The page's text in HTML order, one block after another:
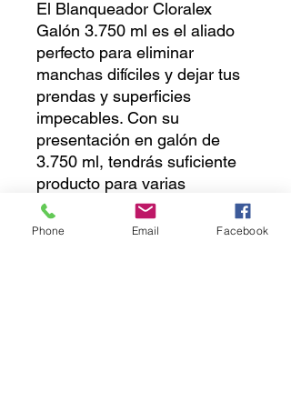
El Blanqueador Cloralex
Galón 3.750 ml es el aliado
perfecto para eliminar
manchas difíciles y dejar tus
prendas y superficies
impecables. Con su
presentación en galón de
3.750 ml, tendrás suficiente
producto para varias
aplicaciones. Este paquete
incluye 6 piezas, por lo que
Phone Email Facebook